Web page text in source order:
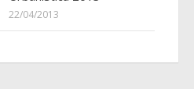
22/04/2013